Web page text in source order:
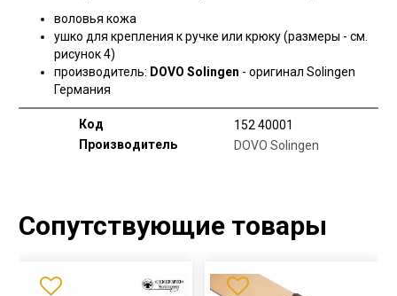
воловья кожа
ушко для крепления к ручке или крюку (размеры - см.
рисунок 4)
производитель: DOVO Solingen - оригинал Solingen
Германия
Код
152 40001
Производитель
DOVO Solingen
Сопутствующие товары